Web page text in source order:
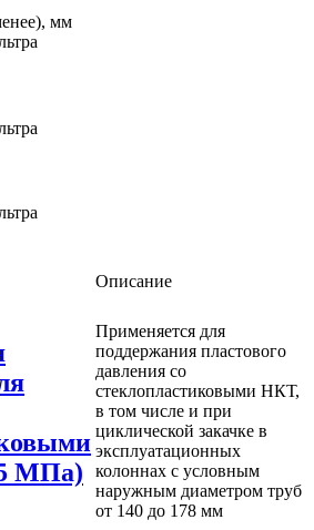
мм
Описание
МПа)
Применяется для
поддержания пластового
давления со
стеклопластиковыми НКТ,
в том числе и при
циклической закачке в
эксплуатационных
колоннах с условным
наружным диаметром труб
от 140 до 178 мм